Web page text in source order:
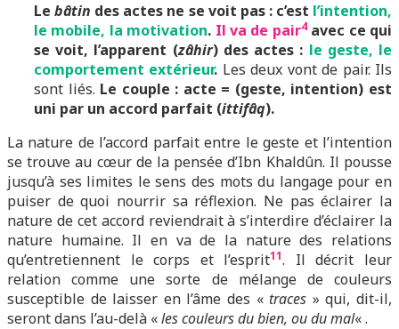
Lebâtin des actes ne se voit pas : c’est l’intention,
le mobile, la motivation. Il va de pair4avec ce qui
se voit, l’apparent (zâhir) des actes : le geste, le
comportement extérieur. Les deux vont de pair. Ils
sont liés. Le couple : acte = (geste, intention) est
uni par un accord parfait (ittifâq).
La nature de l’accord parfait entre le geste et l’intention
se trouve au cœur de la pensée d’Ibn Khaldûn. Il pousse
jusqu’à ses limites le sens des mots du langage pour en
puiser de quoi nourrir sa réflexion. Ne pas éclairer la
nature de cet accord reviendrait à s’interdire d’éclairer la
nature humaine. Il en va de la nature des relations
qu’entretiennent le corps et l’esprit11. Il décrit leur
relation comme une sorte de mélange de couleurs
susceptible de laisser en l’âme des « traces » qui, dit-il,
seront dans l’au-delà «les couleurs du bien, ou du mal« .